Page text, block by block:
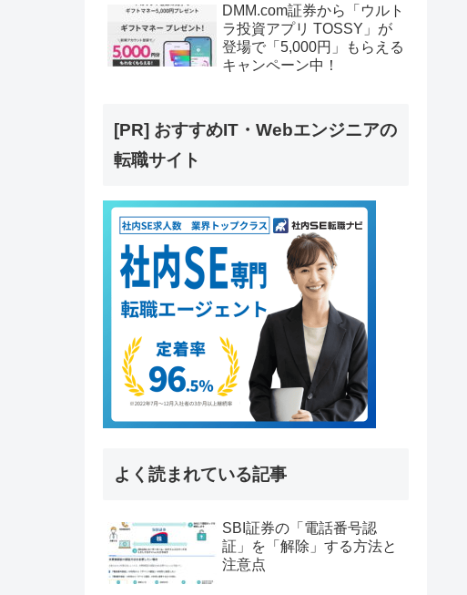
DMM.com証券から「ウルト
ラ投資アプリ TOSSY」が
登場で「5,000円」もらえる
キャンペーン中！
[PR] おすすめIT・Webエンジニアの
転職サイト
よく読まれている記事
SBI証券の「電話番号認
証」を「解除」する方法と
注意点